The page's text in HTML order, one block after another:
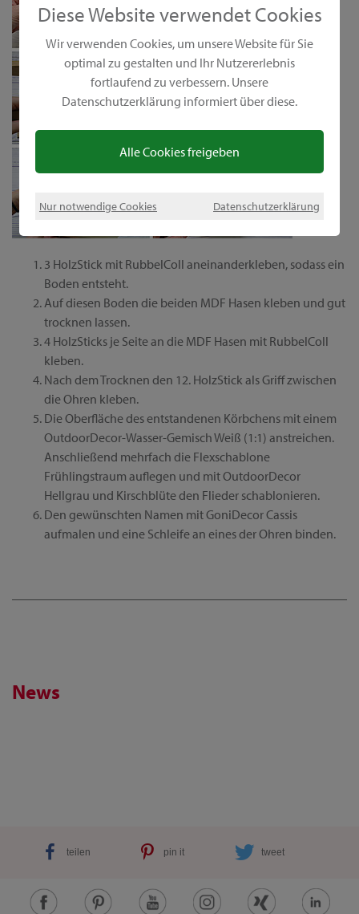
Diese Website verwendet Cookies
Wir verwenden Cookies, um unsere Website für Sie
optimal zu gestalten und Ihr Nutzererlebnis
fortlaufend zu verbessern. Unsere
Datenschutzerklärung informiert über diese.
Alle Cookies freigeben
Nur notwendige Cookies Datenschutzerklärung
3 HolzStick mit RubbelColl aneinanderkleben, sodass ein
Boden entsteht.
Auf diesen Boden die beiden MDF Hasen kleben und gut
trocknen lassen.
4 HolzSticks je Seite an die MDF Hasen mit RubbelColl
kleben.
Nach dem Trocknen den 12. HolzStick als Griff zwischen
die Ohren kleben.
Die Oberfläche des entstandenen Körbchens mit einem
OutdoorDecor-Wasser-Gemisch Weiß (1:1) anstreichen.
Anschließend mehrfach die Flexschablone
Frühlingstraum auflegen und mit OutdoorDecor
Hellgrau und Kirschblüte den Flieder schablonieren.
Den gewünschten Namen mit GoniDecor Cassis
aufmalen und eine Schleife an eines der Ohren binden.
News
teilen pin it tweet